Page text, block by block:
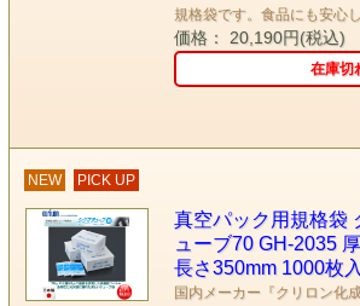
規格袋です。食品にも安心
価格： 20,190円(税込)
在庫切
NEW PICK UP
真空パック用規格袋
ューブ70 GH-2035
長さ350mm 1000枚
国内メーカー『クリロン化